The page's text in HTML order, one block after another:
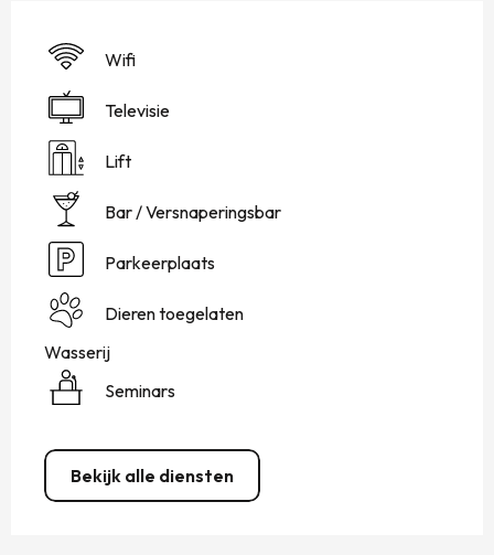
Wifi
Televisie
Lift
Bar / Versnaperingsbar
Parkeerplaats
Dieren toegelaten
Wasserij
Seminars
Bekijk alle diensten